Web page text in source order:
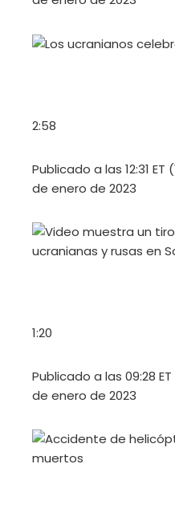
2:58
Publicado a las 12:31 ET
de enero de 2023
1:20
Publicado a las 09:28
de enero de 2023